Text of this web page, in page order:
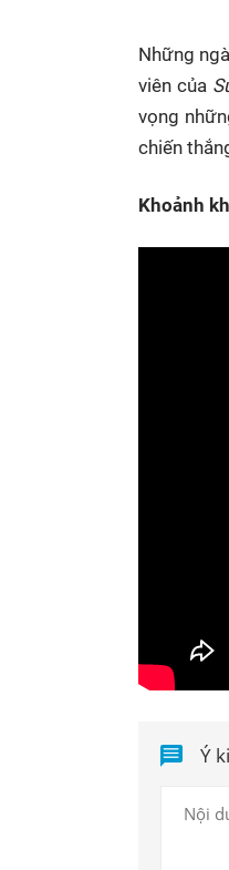
Những
viên của
vọng
chiến
Khoảnh
Ý